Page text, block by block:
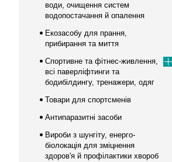
води, очищення систем
водопостачання й опалення
Екозасобу для прання,
прибирання та миття
Спортивне та фітнес-живлення,
всі паверліфтинги та
бодибілдингу, тренажери, одяг
Товари для спортсменів
Антипаразитні засоби
Вироби з шунгіту, енерго-
біолокація для зміцнення
здоров'я й профілактики хвороб